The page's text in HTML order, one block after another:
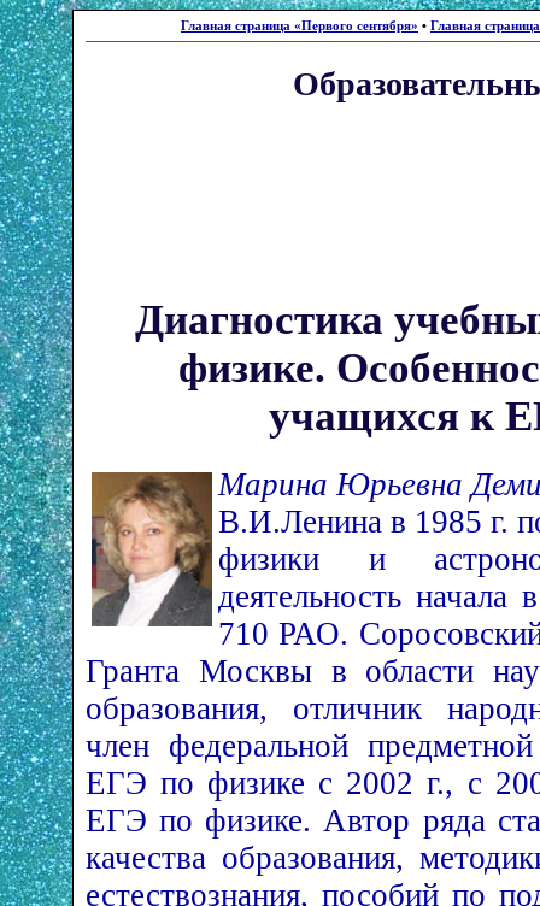
Главная страница «Первого сентября» • Главная
Диагностика
физике.
учащихся к
Марина Юрьевна
В.И.Ленина в 1985 г.
физики и
деятельность
710 РАО.
Гранта Москвы в области
образования, отличник
член федеральной
ЕГЭ по физике с 2002 г., с
ЕГЭ по физике. Автор ряда
качества образования,
естествознания, пособий по